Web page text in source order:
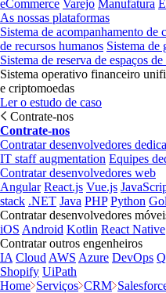
eCommerce Varejo Manufatura
As nossas plataformas
Sistema de acompanhamento de
de recursos humanos Sistema de
Sistema de reserva de espaços
Sistema operativo financeiro
e criptomoedas
Ler o estudo de caso
Contrate-nos
Contrate-nos
Contratar desenvolvedores
IT staff augmentation Equipes
Contratar desenvolvedores web
Angular React.js Vue.js
stack .NET Java PHP Python
Contratar desenvolvedores
iOS Android Kotlin React Native
Contratar outros engenheiros
IA Cloud AWS Azure DevOps
Shopify UiPath
Home Serviços CRM